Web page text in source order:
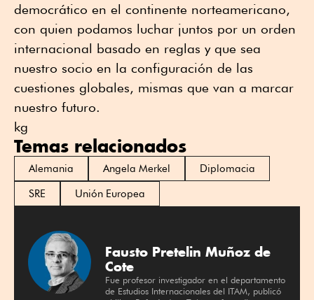
democrático en el continente norteamericano,
con quien podamos luchar juntos por un orden
internacional basado en reglas y que sea
nuestro socio en la configuración de las
cuestiones globales, mismas que van a marcar
nuestro futuro.
kg
Temas relacionados
Alemania Angela Merkel
Diplomacia
SRE
Unión Europea
Fausto Pretelin Muñoz de
Cote
Fue profesor investigador en el departamento
de Estudios Internacionales del ITAM, publicó